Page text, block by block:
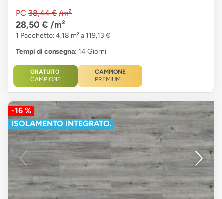
PC 38,44 € /m²
28,50 € /m²
1 Pacchetto: 4,18 m² a 119,13 €
Tempi di consegna: 14 Giorni
GRATUITO
CAMPIONE
CAMPIONE
PREMIUM
-16 %
ISOLAMENTO INTEGRATO.